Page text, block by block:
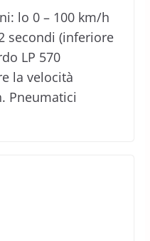
lo 0 – 100 km/h
secondi (inferiore
LP 570
la velocità
Pneumatici